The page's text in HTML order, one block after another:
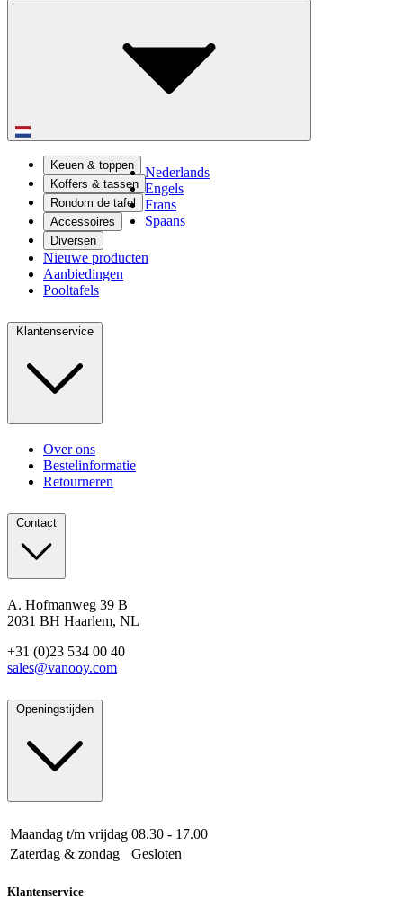
Nederlands
Engels
Frans
Spaans
Keuen & toppen
Koffers & tassen
Rondom de tafel
Accessoires
Diversen
Nieuwe producten
Aanbiedingen
Pooltafels
Klantenservice
Over ons
Bestelinformatie
Retourneren
Contact
A. Hofmanweg 39 B
2031 BH Haarlem, NL
+31 (0)23 534 00 40
sales@vanooy.com
Openingstijden
Maandag t/m vrijdag 08.30 - 17.00
Zaterdag & zondag
Gesloten
Klantenservice